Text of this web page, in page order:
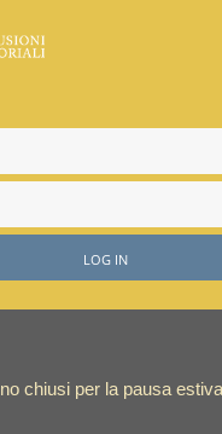
LOG IN
chiusi per la pausa